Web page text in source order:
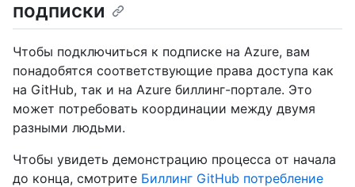
подписки
Чтобы подключиться к подписке на Azure, вам
понадобятся соответствующие права доступа как
на GitHub, так и на Azure биллинг-портале. Это
может потребовать координации между двумя
разными людьми.
Чтобы увидеть демонстрацию процесса от начала
до конца, смотрите Биллинг GitHub потребление